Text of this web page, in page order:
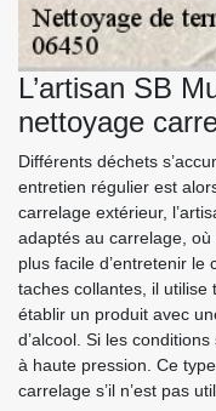
L’artisan SB
nettoyage
Différents déchets
entretien régulier est
carrelage extérieur,
adaptés au carrelage,
plus facile d’entretenir
taches collantes, il
établir un produit avec
d’alcool. Si les
à haute pression. Ce
carrelage s’il n’est pas